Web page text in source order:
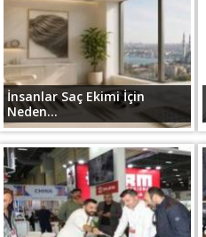
İnsanlar Saç Ekimi İçin
Neden...